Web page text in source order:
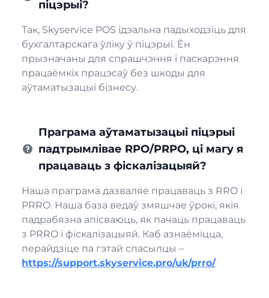
піцэрыі?
Так, Skyservice POS ідэальна падыходзіць для
бухгалтарскага ўліку ў піцэрыі. Ён
прызначаны для спрашчэння і паскарэння
працаёмкіх працэсаў без шкоды для
аўтаматызацыі бізнесу.
Праграма аўтаматызацыі піцэрыі
падтрымлівае RPO/PRPO, ці магу я
працаваць з фіскалізацыяй?
Наша праграма дазваляе працаваць з RRO і
PRRO. Наша база ведаў змяшчае ўрокі, якія
падрабязна апісваюць, як пачаць працаваць
з PRRO і фіскалізацыяй. Каб азнаёміцца,
перайдзіце па гэтай спасылцы –
https://support.skyservice.pro/uk/prro/